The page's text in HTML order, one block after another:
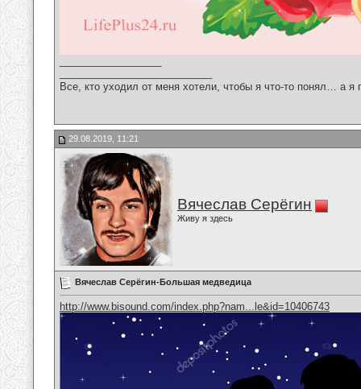
Все, кто уходил от меня хотели, чтобы я что-то понял… а
29.08.2019, 11:21
Вячеслав Серёгин
Живу я здесь
Вячеслав Серёгин-Большая медведица
http://www.bisound.com/index.php?nam...le&id=10406743